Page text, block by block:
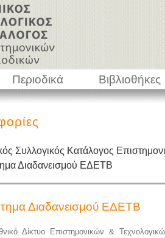
Περιοδικά Βιβλιοθήκες
Συλλογικός Κατάλογος
Διαδανεισμού ΕΔΕΤΒ
Διαδανεισμού ΕΔΕΤΒ
Δίκτυο Επιστημονικών &